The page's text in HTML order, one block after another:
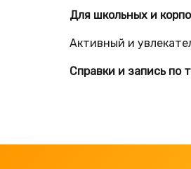
Для школьных и
Активный и
Справки и запись по